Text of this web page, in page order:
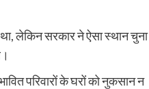
लेकिन सरकार ने ऐसा स्थान चुना
परिवारों के घरों को नुकसान न